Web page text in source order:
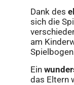
Dank des
sich die
am
Ein
das Eltern